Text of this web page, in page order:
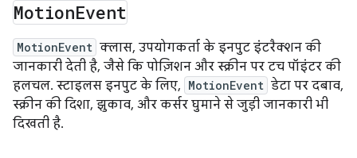
MotionEvent
MotionEvent क्लास, उपयोगकर्ता के इनपुट इंटरैक्शन की
जानकारी देती है, जैसे कि पोज़िशन और स्क्रीन पर टच पॉइंटर की
हलचल. स्टाइलस इनपुट के लिए, MotionEvent डेटा पर दबाव,
स्क्रीन की दिशा, झुकाव, और कर्सर घुमाने से जुड़ी जानकारी भी
दिखती है.